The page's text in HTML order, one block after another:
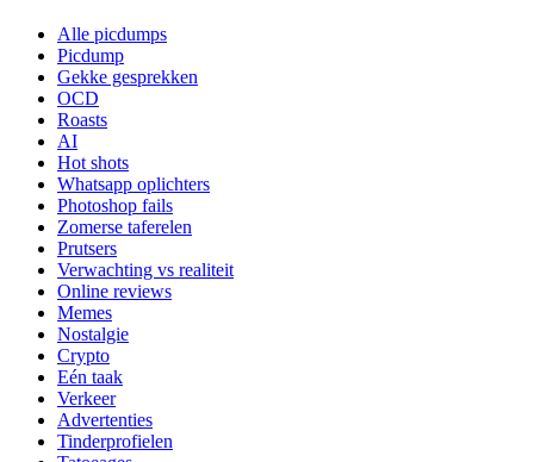
Alle picdumps
Picdump
Gekke gesprekken
OCD
Roasts
AI
Hot shots
Whatsapp oplichters
Photoshop fails
Zomerse taferelen
Prutsers
Verwachting vs realiteit
Online reviews
Memes
Nostalgie
Crypto
Eén taak
Verkeer
Advertenties
Tinderprofielen